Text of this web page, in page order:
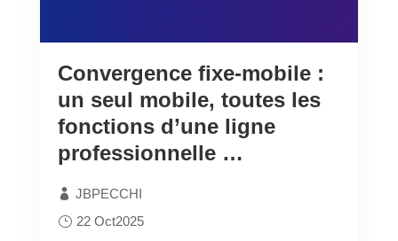
Convergence fixe-mobile :
un seul mobile, toutes les
fonctions d’une ligne
professionnelle …
JBPECCHI
22 Oct2025